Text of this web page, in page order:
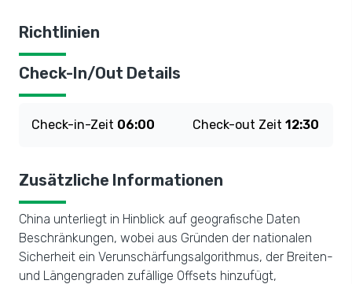
Richtlinien
Check-In/Out Details
Check-in-Zeit 06:00 Check-out Zeit 12:30
Zusätzliche Informationen
China unterliegt in Hinblick auf geografische Daten
Beschränkungen, wobei aus Gründen der nationalen
Sicherheit ein Verunschärfungsalgorithmus, der Breiten-
und Längengraden zufällige Offsets hinzufügt,